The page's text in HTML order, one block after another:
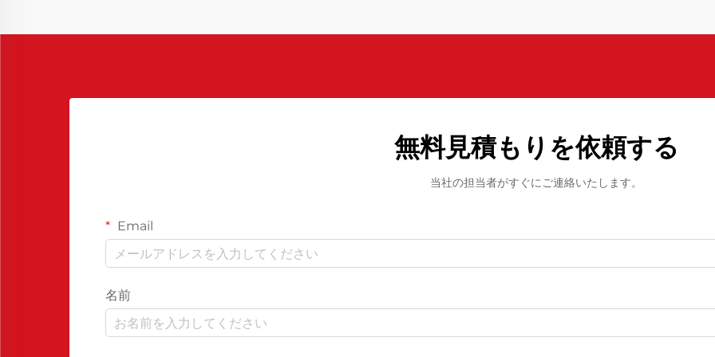
無料見積もりを依頼する
当社の担当者がすぐにご連絡いたします。
Email
名前